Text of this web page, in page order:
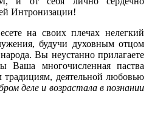
Интронизации!
на своих плечах нелегкий
будучи духовным отцом
Вы неустанно прилагаете
Ваша многочисленная паства
традициям, деятельной любовью
деле и возрастала в познании